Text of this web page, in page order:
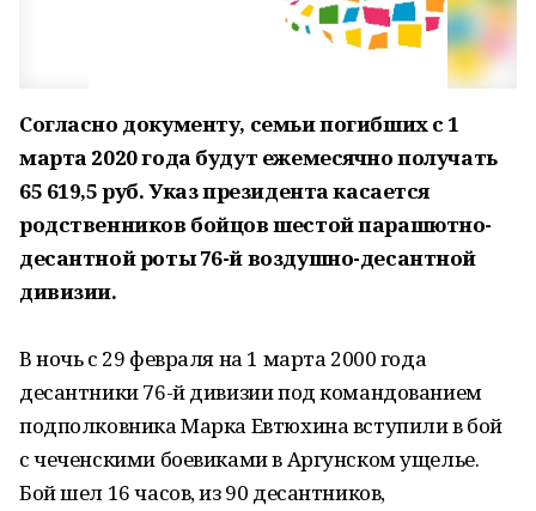
Согласно документу, семьи погибших с 1
марта 2020 года будут ежемесячно получать
65 619,5 руб. Указ президента касается
родственников бойцов шестой парашютно-
десантной роты 76-й воздушно-десантной
дивизии.
В ночь с 29 февраля на 1 марта 2000 года
десантники 76-й дивизии под командованием
подполковника Марка Евтюхина вступили в бой
с чеченскими боевиками в Аргунском ущелье.
Бой шел 16 часов, из 90 десантников,